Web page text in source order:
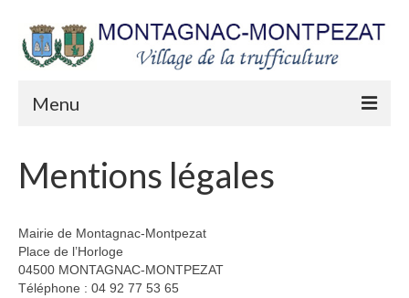
Menu
Séances du Conseil municipal
Arrêtés municipaux
Urbanisme
Mentions légales
Mairie de Montagnac-Montpezat
Place de l’Horloge
04500 MONTAGNAC-MONTPEZAT
Téléphone : 04 92 77 53 65